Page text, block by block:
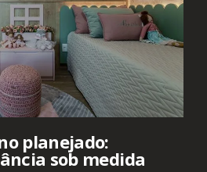
planejado:
sob medida